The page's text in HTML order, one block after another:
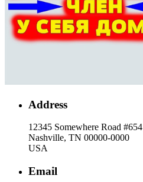
Address
12345 Somewhere Road #654
Nashville, TN 00000-0000
USA
Email